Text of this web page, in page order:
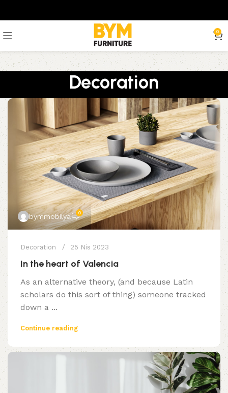
0
Decoration
bymmobilya 0
Decoration 25 Nis 2023
In the heart of Valencia
As an alternative theory, (and because Latin
scholars do this sort of thing) someone tracked
down a ...
Continue reading